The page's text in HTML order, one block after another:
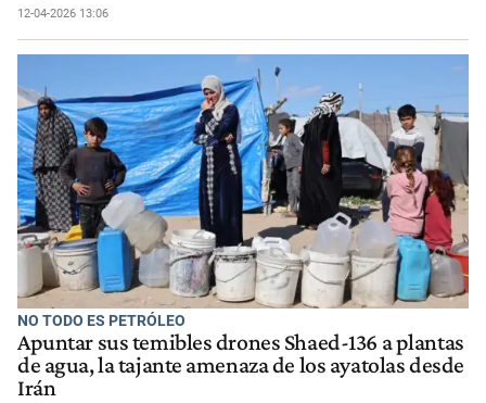
12-04-2026 13:06
NO TODO ES PETRÓLEO
Apuntar sus temibles drones Shaed-136 a plantas
de agua, la tajante amenaza de los ayatolas desde
Irán